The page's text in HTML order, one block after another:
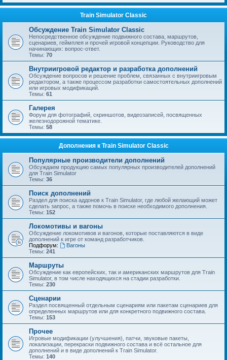
Train Simulator Classic
Обсуждение Train Simulator Classic
Непосредственное обсуждение подвижного состава, маршрутов,
сценариев, геймплея и прочей игровой концепции. Руководство для
начинающих: вопрос-ответ.
Темы: 70
Внутриигровой редактор и разработка дополнений
Обсуждение вопросов и решение проблем, связанных с внутриигровым
редактором, а также процессом разработки самостоятельных дополнений
или игровых модификаций.
Темы: 61
Галерея
Форум для фотографий, скриншотов, видеозаписей, посвященных
железнодорожной тематике.
Темы: 58
Дополнения к Train Simulator Classic
Популярные производители дополнений
Обсуждаем продукцию самых популярных производителей дополнений
для Train Simulator
Темы: 36
Поиск дополнений
Раздел для поиска аддонов к Train Simulator, где любой желающий может
сделать запрос, а также помочь в поиске необходимого дополнения.
Темы: 152
Локомотивы и вагоны
Обсуждение локомотивов и вагонов, которые поставляются в виде
дополнений к игре от команд разработчиков.
Подфорум:
Вагоны
Темы: 241
Маршруты
Обсуждение как европейских, так и американских маршрутов для Train
Simulator, в том числе находящихся на стадии разработки.
Темы: 230
Сценарии
Раздел посвященный отдельным сценариям или пакетам сценариев для
определенных маршрутов или для конкретного подвижного состава.
Темы: 153
Прочее
Игровые модификации (улучшения), патчи, звуковые пакеты,
локализации, перекраски подвижного состава и всё остальное для
дополнений и в виде дополнений к Train Simulator.
Темы: 140